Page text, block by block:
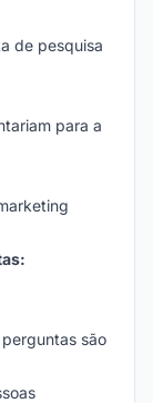
de pesquisa
para a
são